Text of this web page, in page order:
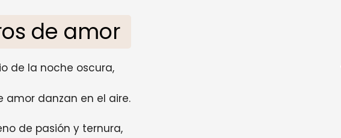
de amor
de la noche oscura,
amor danzan en el aire.
de pasión y ternura,